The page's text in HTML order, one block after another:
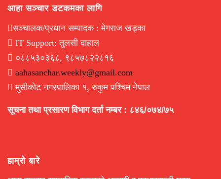
आहा सञ्चार डटकमका लागि
सञ्चालक/प्रधान सम्पादक : मेगराज खड्का
IT Support: तुलसी दाहाल
०८८५३०३६८, ९८५७८२२८१६
aahasanchar.weekly@gmail.com
मुसीकोट नगरपालिका १, रुकुम पश्चिम नेपाल
सूचना तथा प्रसारण विभाग दर्ता नम्बर : ८४६/०७४/७५
हाम्रो बारे